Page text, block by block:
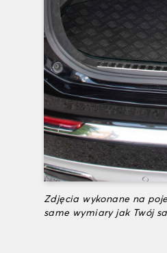
Zdjęcia wykonane na
same wymiary jak Twój